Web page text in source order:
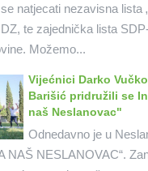
natjecati nezavisna lista
te zajednička lista
Možemo...
Vijećnici Darko
Barišić pridružili se
naš Neslanovac"
Odnedavno je u
NAŠ NESLANOVAC“.